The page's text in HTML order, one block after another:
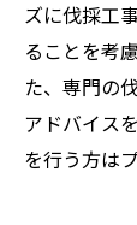
ズに伐採工
ることを考
た、専門の
アドバイス
を行う方は